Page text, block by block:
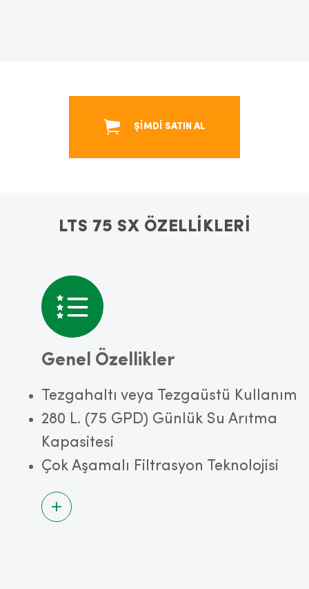
ŞİMDİ SATIN AL
LTS 75 SX ÖZELLİKLERİ
Genel Özellikler
Tezgahaltı veya Tezgaüstü Kullanım
280 L. (75 GPD) Günlük Su Arıtma
Kapasitesi
Çok Aşamalı Filtrasyon Teknolojisi